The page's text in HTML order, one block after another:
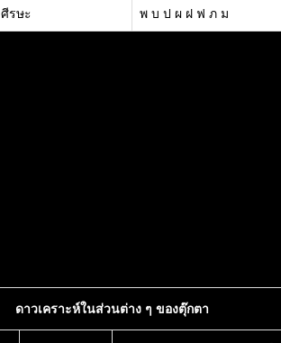
ศีรษะ พ บ ป ผ ฝ ฟ ภ ม
ดาวเคราะห์ในส่วนต่าง ๆ ของตุ๊กตา